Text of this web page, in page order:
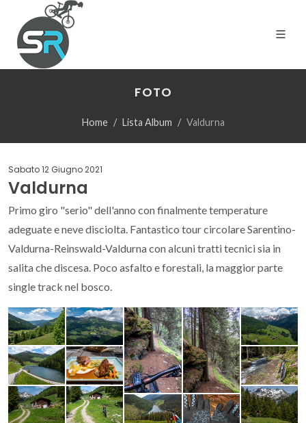
FOTO
Home Lista Album Valdurna
Sabato 12 Giugno 2021
Valdurna
Primo giro "serio" dell'anno con finalmente temperature
adeguate e neve disciolta. Fantastico tour circolare Sarentino-
Valdurna-Reinswald-Valdurna con alcuni tratti tecnici sia in
salita che discesa. Poco asfalto e forestali, la maggior parte
single track nel bosco.